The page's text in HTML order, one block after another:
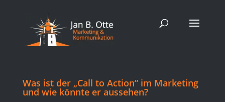
Was ist der „Call to Action“ im Marketing
und wie könnte er aussehen?